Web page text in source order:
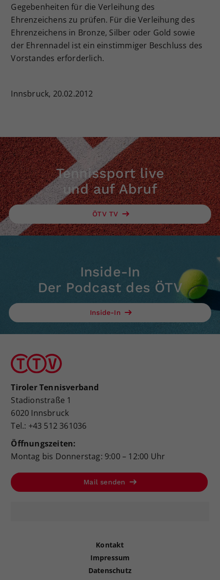
Gegebenheiten für die Verleihung des
Ehrenzeichens zu prüfen. Für die Verleihung des
Ehrenzeichens in Bronze, Silber oder Gold sowie
der Ehrennadel ist ein einstimmiger Beschluss des
Vorstandes erforderlich.
Innsbruck, 20.02.2012
Tennissport live
und auf Abruf
ÖTV TV
Inside-In
Der Podcast des ÖTV
Inside-In
Tiroler Tennisverband
Stadionstraße 1
6020 Innsbruck
Tel.: +43 512 361036
Öffnungszeiten:
Montag bis Donnerstag: 9:00 – 12:00 Uhr
Mail senden
Kontakt
Impressum
Datenschutz